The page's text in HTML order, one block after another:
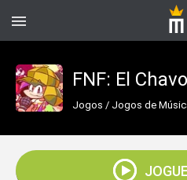
FNF: El
Jogos / Jogos de